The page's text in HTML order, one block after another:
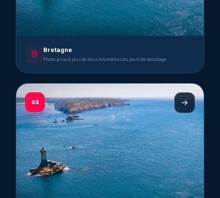
Bretagne
Photo prise à plus de deux kilomètres du point de décollage
03